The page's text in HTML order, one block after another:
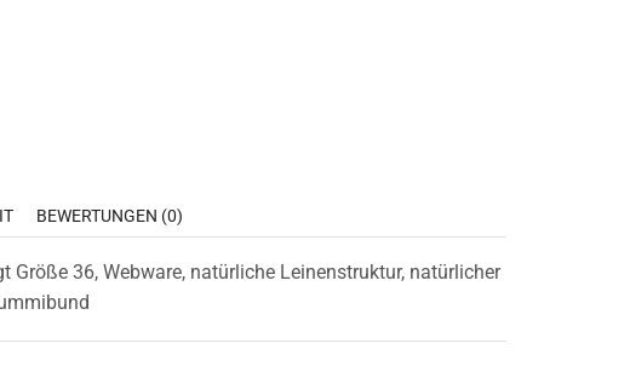
BEWERTUNGEN (0)
36, Webware, natürliche Leinenstruktur, natürlicher